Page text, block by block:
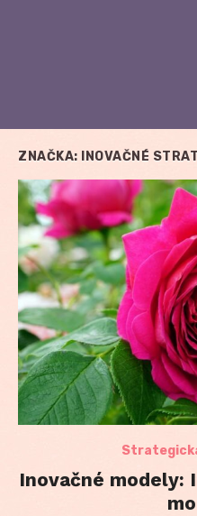
ZNAČKA: INOVAČNÉ
Inovačné modely: